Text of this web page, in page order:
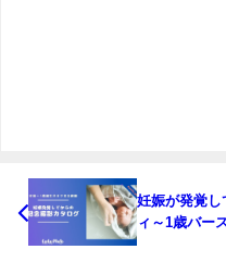
妊娠が発覚し
ィ～1歳バー